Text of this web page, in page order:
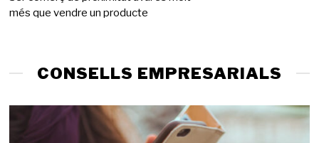
g
2
més que vendre un producte
CONSELLS EMPRESARIALS